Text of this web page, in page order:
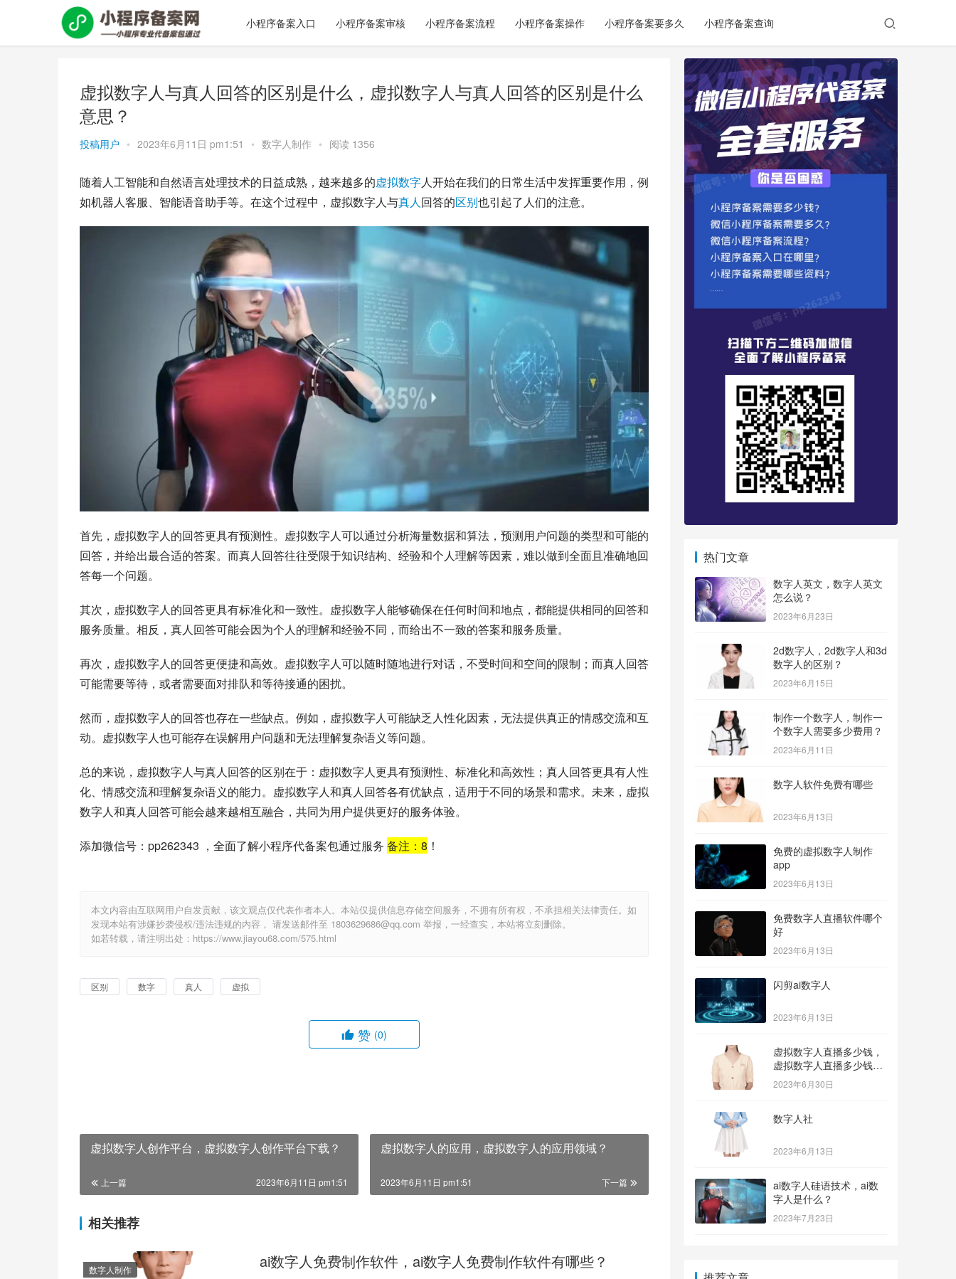
小程序备案入口 小程序备案审核 小程序备案流程 小程序备案操作 小程序备案要多久 小程序备案查询
虚拟数字人与真人回答的区别是什么，虚拟数字人与真人回答的区别是什么
意思？
投稿用户 • 2023年6月11日 pm1:51 • 数字人制作 • 阅读 1356
随着人工智能和自然语言处理技术的日益成熟，越来越多的虚拟数字人开始在我们的日常生活中发挥重要作用，例
如机器人客服、智能语音助手等。在这个过程中，虚拟数字人与真人回答的区别也引起了人们的注意。
首先，虚拟数字人的回答更具有预测性。虚拟数字人可以通过分析海量数据和算法，预测用户问题的类型和可能的
回答，并给出最合适的答案。而真人回答往往受限于知识结构、经验和个人理解等因素，难以做到全面且准确地回
答每一个问题。
其次，虚拟数字人的回答更具有标准化和一致性。虚拟数字人能够确保在任何时间和地点，都能提供相同的回答和
服务质量。相反，真人回答可能会因为个人的理解和经验不同，而给出不一致的答案和服务质量。
再次，虚拟数字人的回答更便捷和高效。虚拟数字人可以随时随地进行对话，不受时间和空间的限制；而真人回答
可能需要等待，或者需要面对排队和等待接通的困扰。
然而，虚拟数字人的回答也存在一些缺点。例如，虚拟数字人可能缺乏人性化因素，无法提供真正的情感交流和互
动。虚拟数字人也可能存在误解用户问题和无法理解复杂语义等问题。
总的来说，虚拟数字人与真人回答的区别在于：虚拟数字人更具有预测性、标准化和高效性；真人回答更具有人性
化、情感交流和理解复杂语义的能力。虚拟数字人和真人回答各有优缺点，适用于不同的场景和需求。未来，虚拟
数字人和真人回答可能会越来越相互融合，共同为用户提供更好的服务体验。
添加微信号：pp262343 ，全面了解小程序代备案包通过服务 备注： 8 ！
本文内容由互联网用户自发贡献，该文观点仅代表作者本人。本站仅提供信息存储空间服务，不拥有所有权，不承担相关法律责任。如
发现本站有涉嫌抄袭侵权/违法违规的内容， 请发送邮件至 1803629686@qq.com 举报，一经查实，本站将立刻删除。
如若转载，请注明出处：https://www.jiayou68.com/575.html
区别 数字 真人 虚拟
赞 (0)
虚拟数字人创作平台，虚拟数字人创作平台下载？
上一篇 2023年6月11日 pm1:51
虚拟数字人的应用，虚拟数字人的应用领域？
下一篇
2023年6月11日 pm1:51
相关推荐
数字人制作 ai数字人免费制作软件，ai数字人免费制作软件有哪些？
热门文章
数字人英文，数字人英文
怎么说？
2023年6月23日
2d数字人，2d数字人和3d
数字人的区别？
2023年6月15日
制作一个数字人，制作一
个数字人需要多少费用？
2023年6月11日
数字人软件免费有哪些
2023年6月13日
免费的虚拟数字人制作
app
2023年6月13日
免费数字人直播软件哪个
好
2023年6月13日
闪剪ai数字人
2023年6月13日
虚拟数字人直播多少钱，
虚拟数字人直播多少钱一
个？
2023年6月30日
数字人社
2023年6月13日
ai数字人硅语技术，ai数
字人是什么？
2023年7月23日